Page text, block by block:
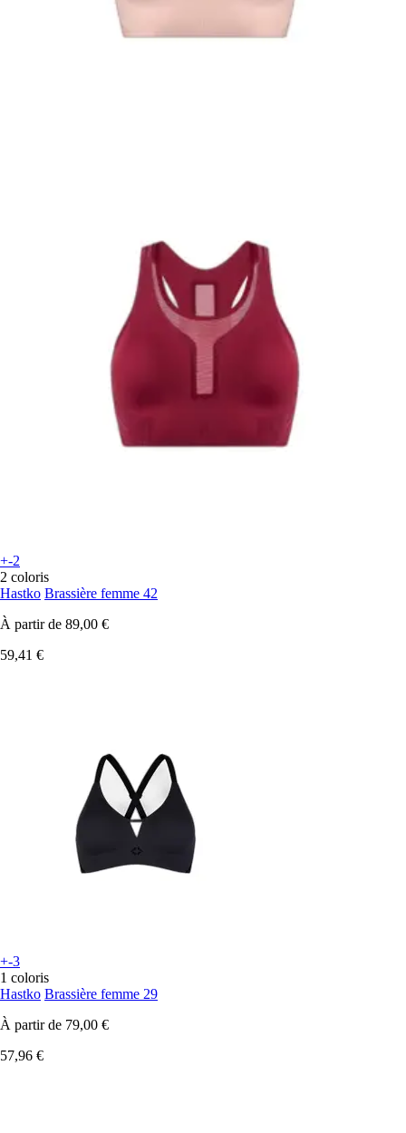
+-2
2 coloris
Hastko Brassière femme 42
À partir de 89,00 €
59,41 €
+-3
1 coloris
Hastko Brassière femme 29
À partir de 79,00 €
57,96 €